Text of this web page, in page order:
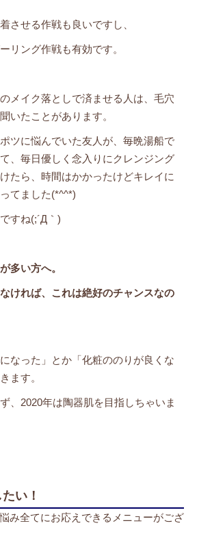
させる作戦も良いですし、
リング作戦も有効です。
メイク落としで済ませる人は、毛穴
いたことがあります。
ツに悩んでいた友人が、毎晩湯船で
、毎日優しく念入りにクレンジング
たら、時間はかかったけどキレイに
てました(*^^*)
すね(;´Д｀)
多い方へ。
ければ、これは絶好のチャンスなの
なった」とか「化粧ののりが良くな
ます。
、2020年は陶器肌を目指しちゃいま
い！
み全てにお応えできるメニューがござ